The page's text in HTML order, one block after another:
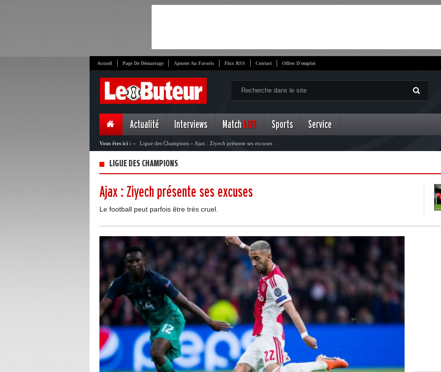
Accueil Page De Démarrage Ajouter Au Favoris Flux RSS Contact Offres D'emploi
Actualité Interviews Match LIVE Sports Service
Vous êtes ici : » Ligue des Champions » Ajax : Ziyech présente ses excuses
LIGUE DES CHAMPIONS
Ajax : Ziyech présente ses excuses
Le football peut parfois être très cruel.